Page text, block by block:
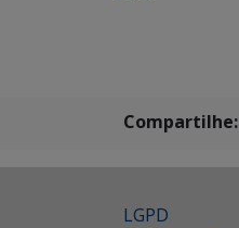
Compartilhe:
LGPD